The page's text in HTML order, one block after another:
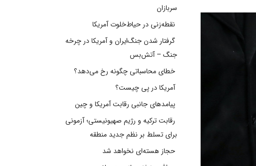
سربازان
نقطه‌زنی در حیاط‌خلوت آمریکا
گرفتار شدن جنگ‌ایران و آمریکا در چرخه
جنگ – آتش‌بس
خطای محاسباتی چگونه رخ می‌دهد؟
آمریکا در پی چیست؟
پیامدهای جانبی رقابت آمریکا و چین
رقابت ترکیه و رژیم صهیونیستی؛ آزمونی
برای تسلط بر نظم جدید منطقه
حجاز هسته‌ای نخواهد شد